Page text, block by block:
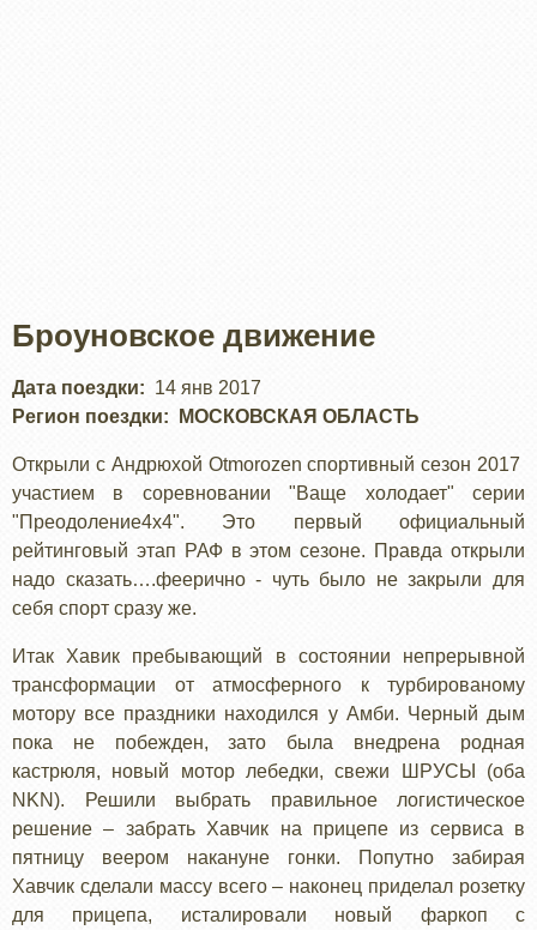
Броуновское движение
Дата поездки
14 янв 2017
Регион поездки
МОСКОВСКАЯ ОБЛАСТЬ
Открыли с Андрюхой Otmorozen спортивный сезон 2017
участием в соревновании "Ваще холодает" серии
"Преодоление4х4". Это первый официальный
рейтинговый этап РАФ в этом сезоне. Правда открыли
надо сказать….феерично - чуть было не закрыли для
себя спорт сразу же.
Итак Хавик пребывающий в состоянии непрерывной
трансформации от атмосферного к турбированому
мотору все праздники находился у Амби. Черный дым
пока не побежден, зато была внедрена родная
кастрюля, новый мотор лебедки, свежи ШРУСЫ (оба
NKN). Решили выбрать правильное логистическое
решение – забрать Хавчик на прицепе из сервиса в
пятницу веером накануне гонки. Попутно забирая
Хавчик сделали массу всего – наконец приделал розетку
для прицепа, исталировали новый фаркоп с